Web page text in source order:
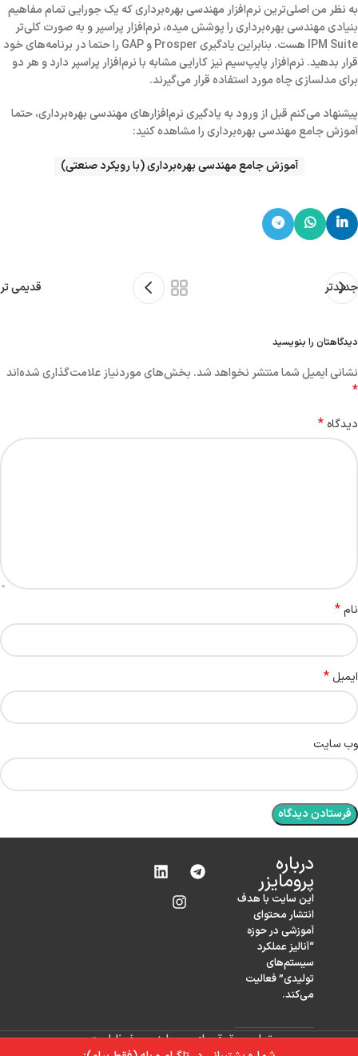
به نظر مناصلی‌ترین نرم‌افزار مهندسی بهره‌برداریکه یک جورایی تمام مفاهیم
بنیادی مهندسی بهره‌برداری را پوشش میده، نرم‌افزار پراسپر و به صورت کلی‌تر
IPM Suite هست. بنابراین یادگیریProsperوGAP را حتما در برنامه‌های خود
قرار بدهید. نرم‌افزار پایپ‌سیمنیز کارایی مشابه با نرم‌افزار پراسپر دارد و هر دو
برای مدلسازی چاه مورد استفاده قرار می‌گیرند.
پیشنهاد می‌کنم قبل از ورود به یادگیری نرم‌افزارهای مهندسی بهره‌برداری، حتما
آموزش جامع مهندسی بهره‌برداری را مشاهده کنید:
آموزش جامع مهندسی بهره‌برداری (با رویکرد صنعتی)
جدیدتر قدیمی تر
دیدگاهتان را بنویسید
نشانی ایمیل شما منتشر نخواهد شد. بخش‌های موردنیاز علامت‌گذاری شده‌اند
*
دیدگاه *
نام*
ایمیل *
وب‌ سایت
درباره‌
پرومایزر
این سایت با هدف
انتشار محتوای
آموزشی در حوزه
“آنالیز عملکرد
سیستم‌های
تولیدی” فعالیت
می‌کند.
تمامی حقوق برای پرومایزر محفوظ است.